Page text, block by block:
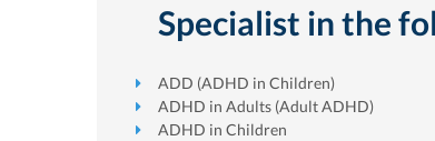
Specialist in the
ADD (ADHD in Children)
ADHD in Adults (Adult ADHD)
ADHD in Children